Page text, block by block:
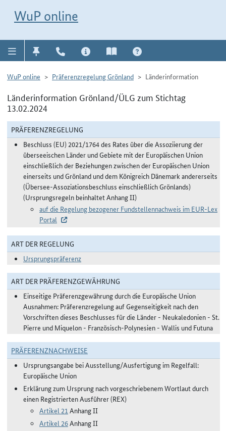
WuP online
WuP online Präferenzregelung Grönland Länderinformation
Länderinformation Grönland/ÜLG zum Stichtag
13.02.2024
PRÄFERENZREGELUNG
Beschluss (EU) 2021/1764 des Rates über die Assoziierung der
überseeischen Länder und Gebiete mit der Europäischen Union
einschließlich der Beziehungen zwischen der Europäischen Union
einerseits und Grönland und dem Königreich Dänemark andererseits
(Übersee-Assoziationsbeschluss einschließlich Grönlands)
(Ursprungsregeln beinhaltet Anhang II)
auf die Regelung bezogener Fundstellennachweis im EUR-Lex
Portal
ART DER REGELUNG
Ursprungspräferenz
ART DER PRÄFERENZGEWÄHRUNG
Einseitige Präferenzgewährung durch die Europäische Union
Ausnahmen: Präferenzregelung auf Gegenseitigkeit nach den
Vorschriften dieses Beschlusses für die Länder - Neukaledonien - St.
Pierre und Miquelon - Französisch-Polynesien - Wallis und Futuna
PRÄFERENZNACHWEISE
Ursprungsangabe bei Ausstellung/Ausfertigung im Regelfall:
Europäische Union
Erklärung zum Ursprung nach vorgeschriebenem Wortlaut durch
einen Registrierten Ausführer (REX)
Artikel 21Anhang II
Artikel 26Anhang II